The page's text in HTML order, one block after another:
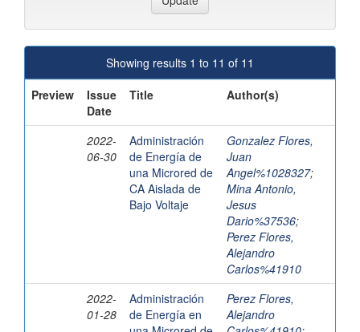
Showing results 1 to 11 of 11
Preview
Issue
Date
Title Author(s)
2022-
06-30
Administración
de Energía de
una Microred de
CA Aislada de
Bajo Voltaje
Gonzalez Flores,
Juan
Angel%1028327;
Mina Antonio,
Jesus
Dario%37536;
Perez Flores,
Alejandro
Carlos%41910
2022-
01-28
Administración
de Energía en
Perez Flores,
Alejandro